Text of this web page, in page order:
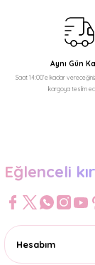
Aynı Gün
Saat 14:00'e kadar
kargoya teslim
Eğlenceli
Hesabım